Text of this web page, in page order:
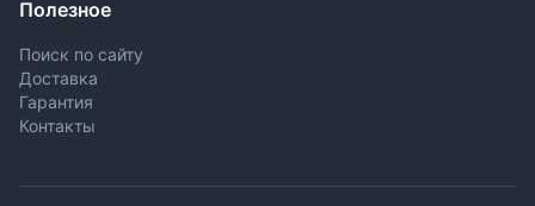
Полезное
Поиск по сайту
Доставка
Гарантия
Контакты